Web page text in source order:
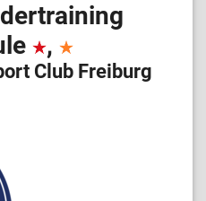
,
Club Freiburg